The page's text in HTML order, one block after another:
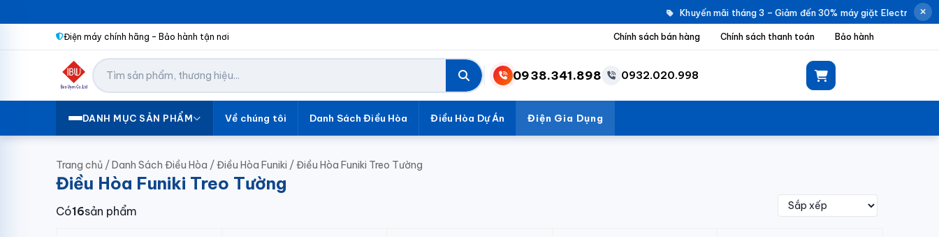
Khuyến mãi tháng 3 – Giảm đến 30% máy giặt Electrolux |
Điện máy chính hãng – Bảo hành tận nơi Chính sách bán hàng Chính sách thanh toán Bảo hành
0938.341.898 0932.020.998
DANH MỤC SẢN PHẨM Về chúng tôi Danh Sách Điều Hòa Điều Hòa Dự Án Điện Gia Dụng
Trang chủ /Danh Sách Điều Hòa /Điều Hòa Funiki /Điều Hòa Funiki Treo Tường
Điều Hòa Funiki Treo Tường
Có16sản phẩm